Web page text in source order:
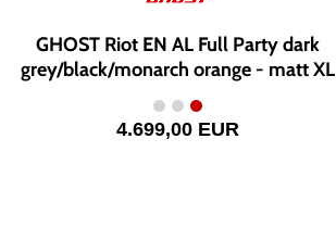
GHOST Riot EN AL Full Party dark
grey/black/monarch orange - matt XL
4.699,00 EUR